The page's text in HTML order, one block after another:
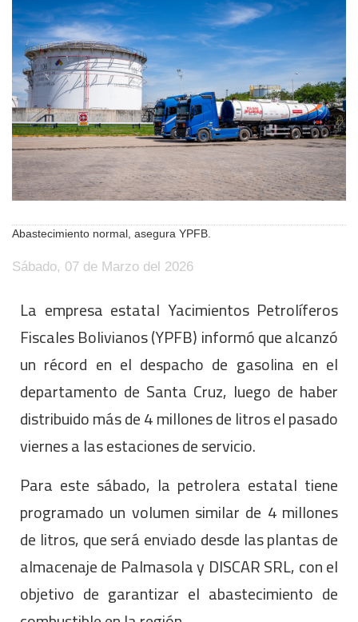
Abastecimiento normal, asegura YPFB.
Sábado, 07 de Marzo del 2026
La empresa estatal Yacimientos Petrolíferos
Fiscales Bolivianos (YPFB) informó que alcanzó
un récord en el despacho de gasolina en el
departamento de Santa Cruz, luego de haber
distribuido más de 4 millones de litros el pasado
viernes a las estaciones de servicio.
Para este sábado, la petrolera estatal tiene
programado un volumen similar de 4 millones
de litros, que será enviado desde las plantas de
almacenaje de Palmasola y DISCAR SRL, con el
objetivo de garantizar el abastecimiento de